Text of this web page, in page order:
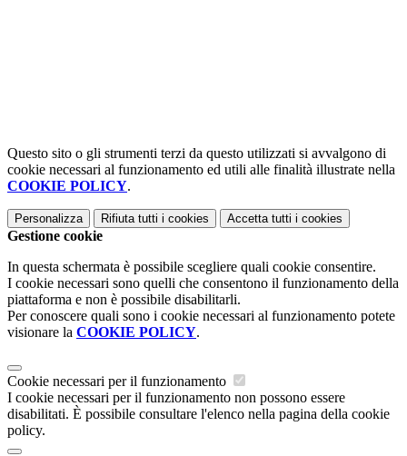
Questo sito o gli strumenti terzi da questo utilizzati si avvalgono di
cookie necessari al funzionamento ed utili alle finalità illustrate nella
COOKIE POLICY.
Personalizza Rifiuta tutti i cookies Accetta tutti i cookies
Gestione cookie
In questa schermata è possibile scegliere quali cookie consentire.
I cookie necessari sono quelli che consentono il funzionamento della
piattaforma e non è possibile disabilitarli.
Per conoscere quali sono i cookie necessari al funzionamento potete
visionare la COOKIE POLICY.
Cookie necessari per il funzionamento
I cookie necessari per il funzionamento non possono essere
disabilitati. È possibile consultare l'elenco nella pagina della cookie
policy.